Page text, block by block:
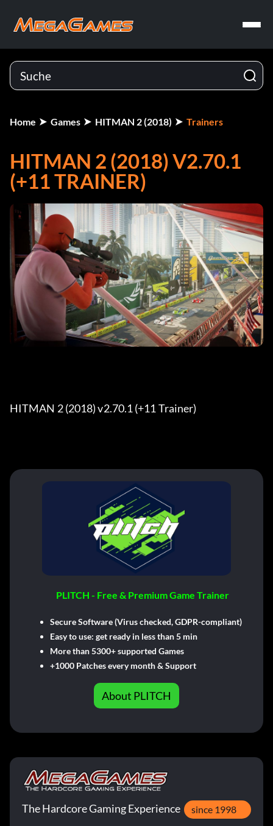
Home Games HITMAN 2 (2018) Trainers
HITMAN 2 (2018) V2.70.1
(+11 TRAINER)
HITMAN 2 (2018) v2.70.1 (+11 Trainer)
PLITCH - Free & Premium Game Trainer
Secure Software (Virus checked, GDPR-compliant)
Easy to use: get ready in less than 5 min
More than 5300+ supported Games
+1000 Patches every month & Support
About PLITCH
The Hardcore Gaming Experience since 1998